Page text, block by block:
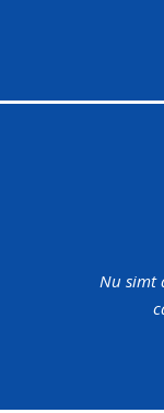
Nu simt